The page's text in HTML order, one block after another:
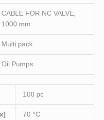
CABLE FOR NC VALVE,
1000 mm
Multi pack
Oil Pumps
100 pc
70 °C